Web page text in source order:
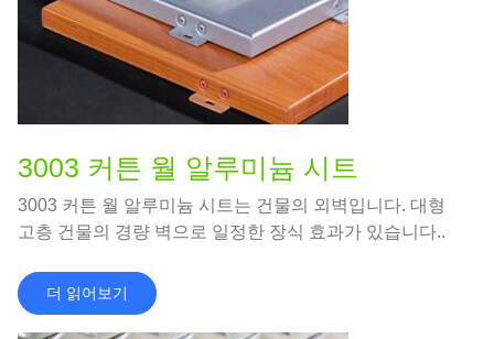
3003 커튼 월 알루미늄 시트
3003 커튼 월 알루미늄 시트는 건물의 외벽입니다. 대형
고층 건물의 경량 벽으로 일정한 장식 효과가 있습니다..
더 읽어보기